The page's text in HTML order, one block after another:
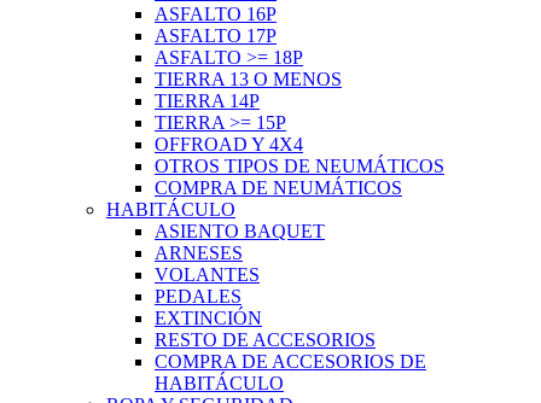
ASFALTO 16P
ASFALTO 17P
ASFALTO >= 18P
TIERRA 13 O MENOS
TIERRA 14P
TIERRA >= 15P
OFFROAD Y 4X4
OTROS TIPOS DE NEUMÁTICOS
COMPRA DE NEUMÁTICOS
HABITÁCULO
ASIENTO BAQUET
ARNESES
VOLANTES
PEDALES
EXTINCIÓN
RESTO DE ACCESORIOS
COMPRA DE ACCESORIOS DE
HABITÁCULO